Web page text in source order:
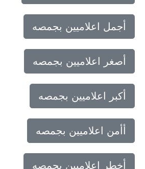
أجمل اعلاميين بجمصه
أصغر اعلاميين بجمصه
أكبر اعلاميين بجمصه
أأمن اعلاميين بجمصه
أخطر اعلاميين بجمصه